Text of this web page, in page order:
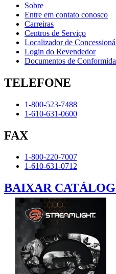
Sobre
Entre em contato conosco
Carreiras
Centros de Serviço
Localizador de
Login do Revendedor
Documentos de
TELEFONE
1-800-523-7488
1-610-631-0600
FAX
1-800-220-7007
1-610-631-0712
BAIXAR